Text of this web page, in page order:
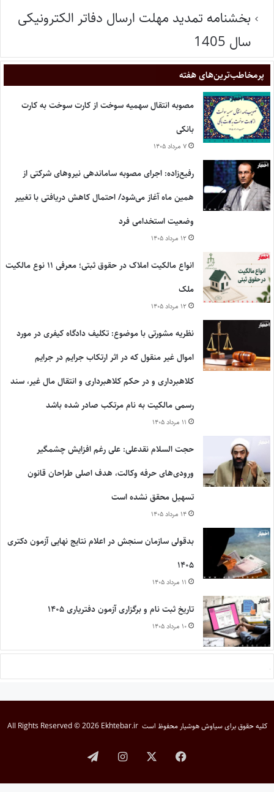
بخشنامه تمدید مهلت ارسال دفاتر الکترونیکی
سال 1405
پر‌مخاطب‌ترین‌های هفته
مصوبه انتقال سهمیه سوخت از کارت سوخت به کارت
بانکی
۷ مرداد ۱۴۰۵
رفیع‌زاده: اجرای مصوبه ساماندهی نیروهای شرکتی از
همین ماه آغاز می‌شود/ احتمال کاهش دریافتی با تغییر
وضعیت استخدامی فرد
۱۲ مرداد ۱۴۰۵
انواع مالکیت املاک در حقوق ثبتی؛ معرفی ۱۱ نوع مالکیت
ملک
۱۲ مرداد ۱۴۰۵
نظریه مشورتی با موضوع: تکلیف دادگاه کیفری در مورد
اموال غیر منقول که در اثر ارتکاب جرایم در جرایم
کلاهبرداری و در حکم کلاهبرداری و انتقال مال غیر، سند
رسمی مالکیت به نام مرتکب صادر شده باشد
۱۱ مرداد ۱۴۰۵
حجت السلام نقدعلی: علی رغم افزایش چشمگیر
ورودی‌های حرفه وکالت، هدف اصلی طراحان قانون
تسهیل محقق نشده است
۱۴ مرداد ۱۴۰۵
بدقولی سازمان سنجش در اعلام نتایج نهایی آزمون دکتری
۱۴۰۵
۱۱ مرداد ۱۴۰۵
تاریخ ثبت نام و برگزاری آزمون دفتریاری ۱۴۰۵
۱۰ مرداد ۱۴۰۵
کلیه حقوق برایسیاوش هوشیار محفوظ است All Rights Reserved © 2026 Ekhtebar.ir